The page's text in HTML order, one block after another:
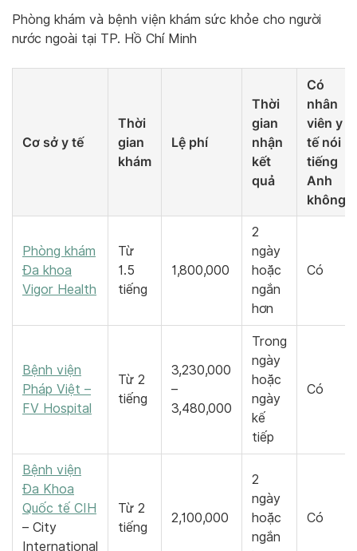
Phòng khám và bệnh viện khám sức khỏe cho người
nước ngoài tại TP. Hồ Chí Minh
Cơ sở y tế
Thời
gian
khám
Lệ phí
Thời
gian
nhận
kết
quả
Có
nhân
viên y
tế nói
tiếng
Anh
không?
Phòng khám
Đa khoa
Vigor Health
Từ
1.5
tiếng
1,800,000
2
ngày
hoặc
ngắn
hơn
Có
Bệnh viện
Pháp Việt –
FV Hospital
Từ 2
tiếng
3,230,000
–
3,480,000
Trong
ngày
hoặc
ngày
kế
tiếp
Có
Bệnh viện
Đa Khoa
Quốc tế CIH
– City
International
Từ 2
tiếng
2,100,000
2
ngày
hoặc
ngắn
Có